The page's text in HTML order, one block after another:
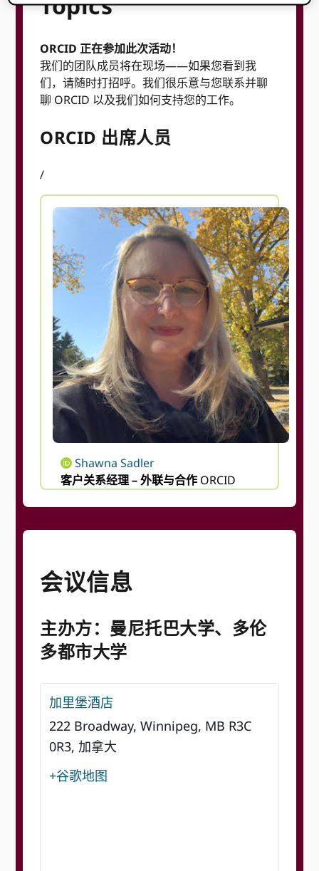
ORCID 正在参加此次活动！
我们的团队成员将在现场——如果您看到我
们，请随时打招呼。我们很乐意与您联系并聊
聊 ORCID 以及我们如何支持您的工作。
ORCID 出席人员
/
Shawna Sadler
客户关系经理 – 外联与合作 ORCID
会议信息
主办方：曼尼托巴大学、多伦
多都市大学
加里堡酒店
222 Broadway, Winnipeg, MB R3C
0R3, 加拿大
+谷歌地图